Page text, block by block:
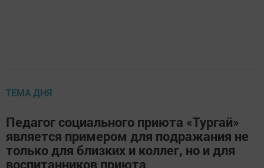
ТЕМА ДНЯ
Педагог социального приюта «Тургай»
является примером для подражания не
только для близких и коллег, но и для
воспитанников приюта